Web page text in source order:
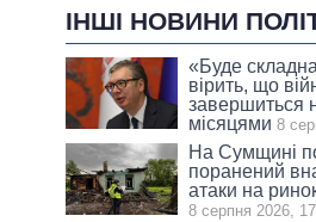
ІНШІ НОВИНИ
«Буде
вірить, що
завершиться
місяцями 8
На Сумщині
поранений
атаки на
8 серпня 2026,